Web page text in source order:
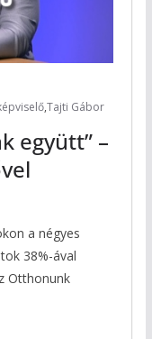
,Tajti Gábor
együtt” –
a négyes
38%-ával
Otthonunk